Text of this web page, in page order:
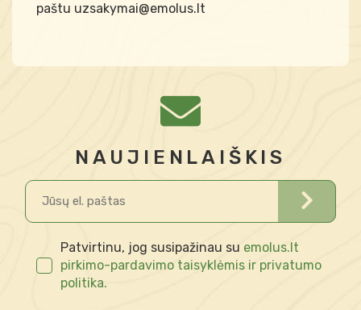
paštu uzsakymai@emolus.lt
NAUJIENLAIŠKIS
Patvirtinu, jog susipažinau su emolus.lt
pirkimo-pardavimo taisyklėmis ir privatumo
politika.